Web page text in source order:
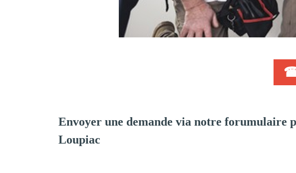
☎
Envoyer une demande via notre forumulaire
Loupiac